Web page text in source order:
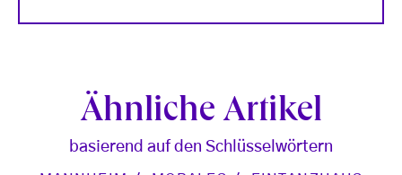
Ähnliche Artikel
basierend auf den Schlüsselwörtern